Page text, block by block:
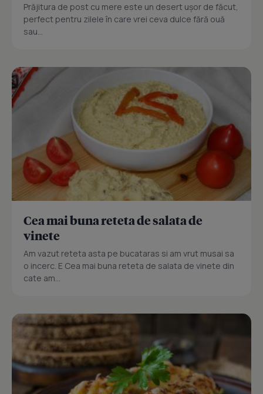
Prăjitura de post cu mere este un desert ușor de făcut,
perfect pentru zilele în care vrei ceva dulce fără ouă
sau...
Cea mai buna reteta de salata de
vinete
Am vazut reteta asta pe bucataras si am vrut musai sa
o incerc. E Cea mai buna reteta de salata de vinete din
cate am...